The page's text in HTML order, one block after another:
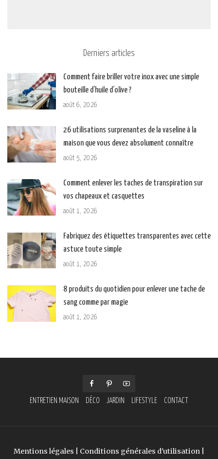
Derniers articles
Comment faire briller votre inox avec une simple
bouteille d’huile d’olive ?
août 6, 2026
26 utilisations surprenantes de la vaseline à la
maison que vous devez absolument connaître
août 5, 2026
Comment enlever les taches de transpiration sur
vos chapeaux et casquettes
août 1, 2026
Fabriquez des étiquettes transparentes avec cette
astuce toute simple
août 1, 2026
8 produits du quotidien pour enlever une tache de
sang comme par magie
août 1, 2026
ENTRETIEN MAISON DÉCO JARDIN LIFESTYLE CONTACT
Mentions légales Conditions générales d'utilisation